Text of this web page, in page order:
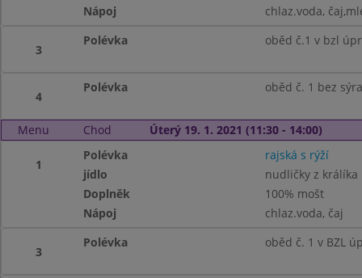
Nápoj
chlaz.voda,
3
Polévka oběd č.1 v bzl
4
Polévka oběd č. 1 bez sýra
Menu Chod Úterý 19. 1. 2021 (11:30 - 14:00)
1
Polévka
rajská s rýží
jídlo
nudličky z králíka
Doplněk
100% mošt
Nápoj
chlaz.voda, čaj
3
Polévka oběd č. 1 v BZL